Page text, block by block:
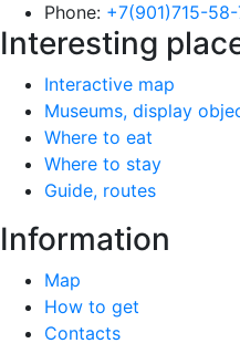
Phone: +7(901)715-
Interesting
Interactive map
Museums, display
Where to eat
Where to stay
Guide, routes
Information
Map
How to get
Contacts